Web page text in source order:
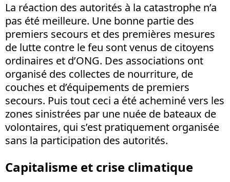
La réaction des autorités à la catastrophe n’a
pas été meilleure. Une bonne partie des
premiers secours et des premières mesures
de lutte contre le feu sont venus de citoyens
ordinaires et d’ONG. Des associations ont
organisé des collectes de nourriture, de
couches et d’équipements de premiers
secours. Puis tout ceci a été acheminé vers les
zones sinistrées par une nuée de bateaux de
volontaires, qui s’est pratiquement organisée
sans la participation des autorités.
Capitalisme et crise climatique